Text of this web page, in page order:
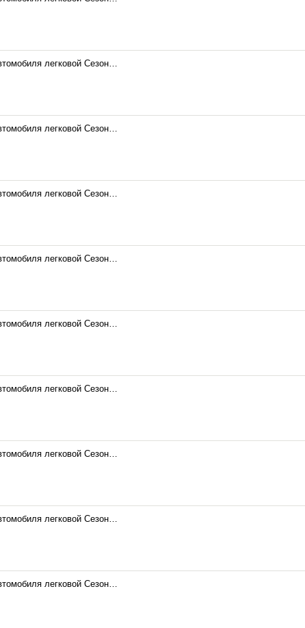
легковой Сезон…
легковой Сезон…
легковой Сезон…
легковой Сезон…
легковой Сезон…
легковой Сезон…
легковой Сезон…
легковой Сезон…
легковой Сезон…